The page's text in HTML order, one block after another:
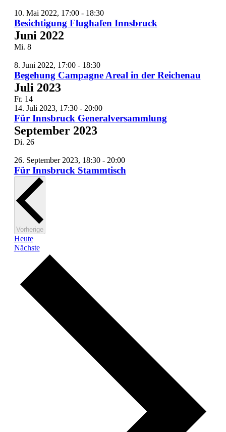
10. Mai 2022, 17:00- 18:30
Besichtigung Flughafen Innsbruck
Juni 2022
Mi. 8
8. Juni 2022, 17:00- 18:30
Begehung Campagne Areal in der Reichenau
Juli 2023
Fr. 14
14. Juli 2023, 17:30- 20:00
Für Innsbruck Generalversammlung
September 2023
Di. 26
26. September 2023, 18:30- 20:00
Für Innsbruck Stammtisch
VorherigeVeranstaltungen
Heute
NächsteVeranstaltungen